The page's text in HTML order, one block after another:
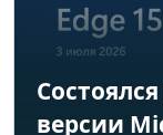
версии